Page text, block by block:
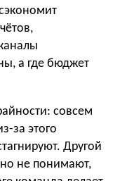
а где бюджет
совсем
за этого
Другой
не понимают,